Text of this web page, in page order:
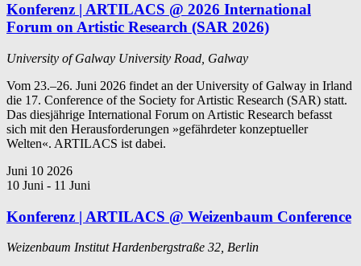
Konferenz | ARTILACS @ 2026 International
Forum on Artistic Research (SAR 2026)
University of Galway University Road, Galway
Vom 23.–26. Juni 2026 findet an der University of Galway in Irland
die 17. Conference of the Society for Artistic Research (SAR) statt.
Das diesjährige International Forum on Artistic Research befasst
sich mit den Herausforderungen »gefährdeter konzeptueller
Welten«. ARTILACS ist dabei.
Juni 10 2026
10 Juni - 11 Juni
Konferenz | ARTILACS @ Weizenbaum Conference
Weizenbaum Institut Hardenbergstraße 32, Berlin